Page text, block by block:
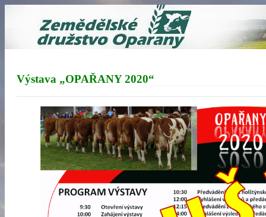
Výstava „OPAŘANY 2020“